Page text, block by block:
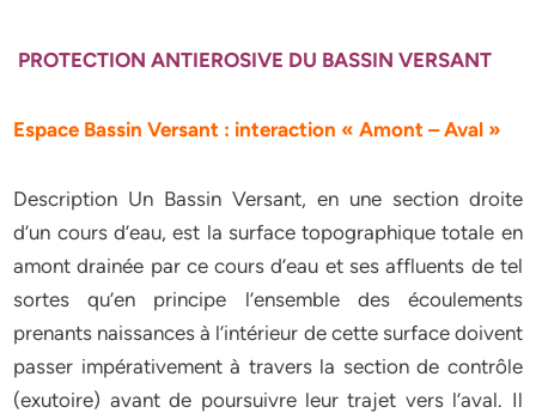
PROTECTION ANTIEROSIVE DU BASSIN VERSANT
Espace Bassin Versant : interaction « Amont – Aval »
Description Un Bassin Versant, en une section droite
d’un cours d’eau, est la surface topographique totale en
amont drainée par ce cours d’eau et ses affluents de tel
sortes qu’en principe l’ensemble des écoulements
prenants naissances à l’intérieur de cette surface doivent
passer impérativement à travers la section de contrôle
(exutoire) avant de poursuivre leur trajet vers l’aval. Il